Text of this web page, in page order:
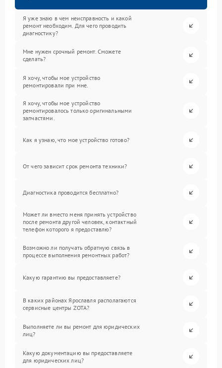
Я уже знаю в чем неисправность и какой
ремонт необходим. Для чего проводить
диагностику?
Мне нужен срочный ремонт. Сможете
сделать?
Я хочу, чтобы мое устройство
ремонтировали при мне.
Я хочу, чтобы мое устройство
ремонтировалось только оригинальными
запчастями.
Как я узнаю, что мое устройство готово?
От чего зависит срок ремонта техники?
Диагностика проводится бесплатно?
Может ли вместо меня принять устройство
после ремонта другой человек, контактный
телефон которого я предоставлю?
Возможно ли получать обратную связь в
процессе выполнения ремонтных работ?
Какую гарантию вы предоставляете?
В каких районах Ярославля располагаются
сервисные центры ZOTA?
Выполняете ли вы ремонт для юридических
лиц?
Какую документацию вы предоставляете
для юридических лиц?